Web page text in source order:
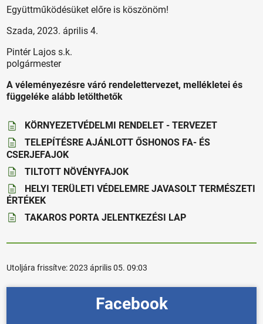
Együttműködésüket előre is köszönöm!
Szada, 2023. április 4.
Pintér Lajos s.k.
polgármester
A véleményezésre váró rendelettervezet, mellékletei és
függeléke alább letölthetők
KÖRNYEZETVÉDELMI RENDELET - TERVEZET
TELEPÍTÉSRE AJÁNLOTT ŐSHONOS FA- ÉS
CSERJEFAJOK
TILTOTT NÖVÉNYFAJOK
HELYI TERÜLETI VÉDELEMRE JAVASOLT TERMÉSZETI
ÉRTÉKEK
TAKAROS PORTA JELENTKEZÉSI LAP
Utoljára frissítve:2023 április 05. 09:03
Facebook